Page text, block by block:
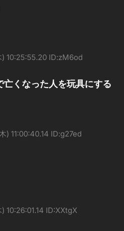
10:25:55.20 ID:zM6od
くなった人を玩具にする
) 11:00:40.14 ID:g27ed
10:26:01.14 ID:XXtgX